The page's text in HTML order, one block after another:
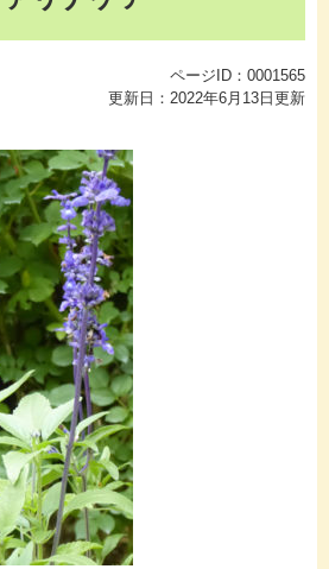
ページID：0001565
更新日：2022年6月13日更新